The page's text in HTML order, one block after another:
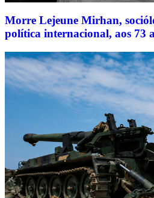
Morre Lejeune Mirhan,
política internacional, aos 73